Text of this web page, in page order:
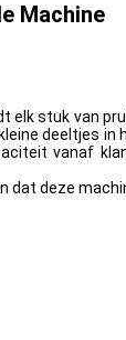
Machine
stuk van
deeltjes in
vanaf
dat deze